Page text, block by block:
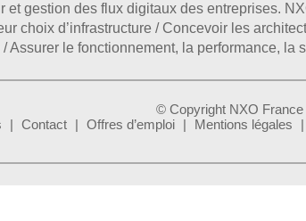
et gestion des flux digitaux des entreprises.
choix d’infrastructure / Concevoir les
Assurer le fonctionnement, la performance, la
© Copyright NXO
Contact Offres d’emploi Mentions légales